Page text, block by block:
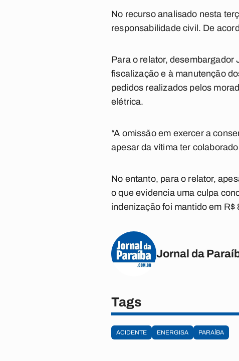
No recurso analisado nesta
responsabilidade civil. De
Para o relator,
fiscalização e à manutenção
pedidos realizados pelos
elétrica.
“A omissão em exercer a
apesar da vítima ter
No entanto, para o relator,
o que evidencia uma culpa
indenização foi mantido em R$
Jornal da
Tags
ACIDENTE ENERGISA PARAÍBA